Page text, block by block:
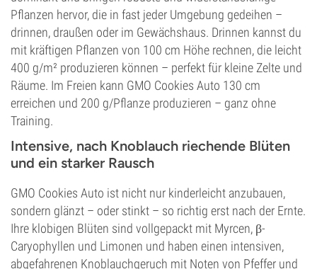
Pflanzen hervor, die in fast jeder Umgebung gedeihen –
drinnen, draußen oder im Gewächshaus. Drinnen kannst du
mit kräftigen Pflanzen von 100 cm Höhe rechnen, die leicht
400 g/m² produzieren können – perfekt für kleine Zelte und
Räume. Im Freien kann GMO Cookies Auto 130 cm
erreichen und 200 g/Pflanze produzieren – ganz ohne
Training.
Intensive, nach Knoblauch riechende Blüten
und ein starker Rausch
GMO Cookies Auto ist nicht nur kinderleicht anzubauen,
sondern glänzt – oder stinkt – so richtig erst nach der Ernte.
Ihre klobigen Blüten sind vollgepackt mit Myrcen, β-
Caryophyllen und Limonen und haben einen intensiven,
abgefahrenen Knoblauchgeruch mit Noten von Pfeffer und